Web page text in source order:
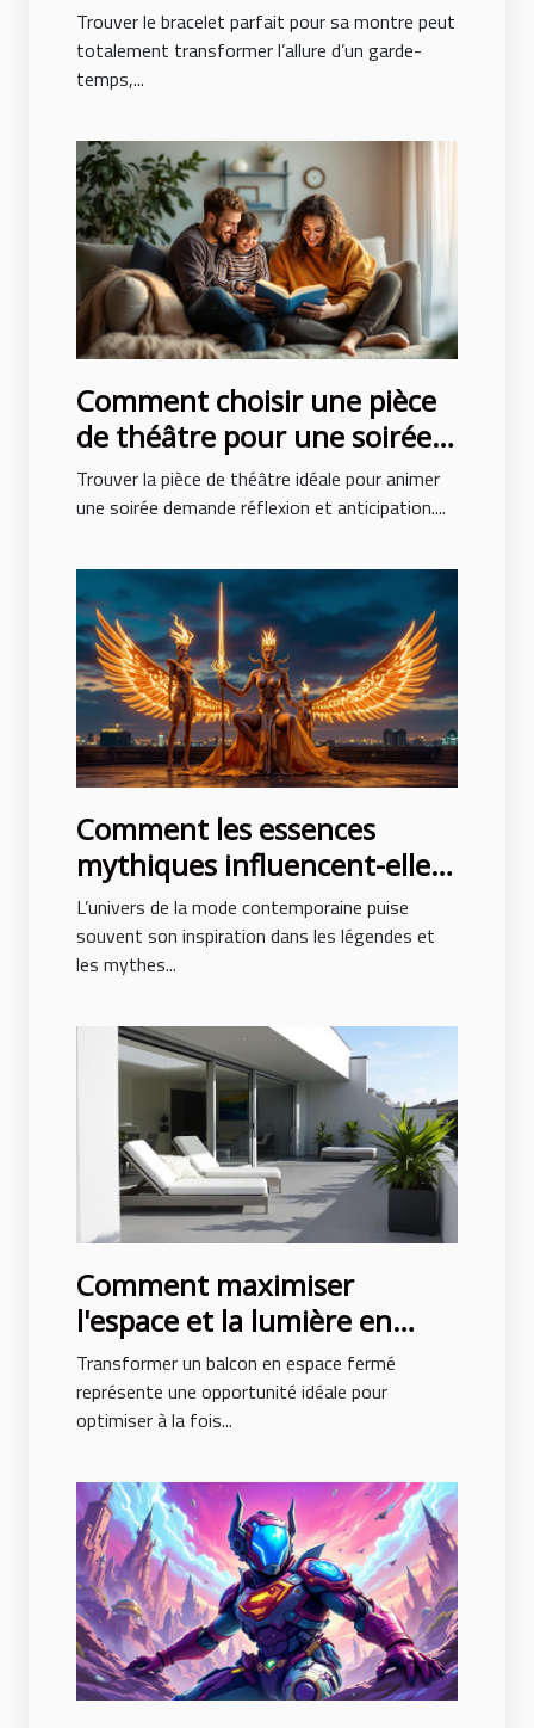
Trouver le bracelet parfait pour sa montre peut
totalement transformer l’allure d’un garde-
temps,...
Comment choisir une pièce
de théâtre pour une soirée
réussie ?
Trouver la pièce de théâtre idéale pour animer
une soirée demande réflexion et anticipation....
Comment les essences
mythiques influencent-elles
la mode contemporaine ?
L’univers de la mode contemporaine puise
souvent son inspiration dans les légendes et
les mythes...
Comment maximiser
l'espace et la lumière en
fermant un balcon ?
Transformer un balcon en espace fermé
représente une opportunité idéale pour
optimiser à la fois...